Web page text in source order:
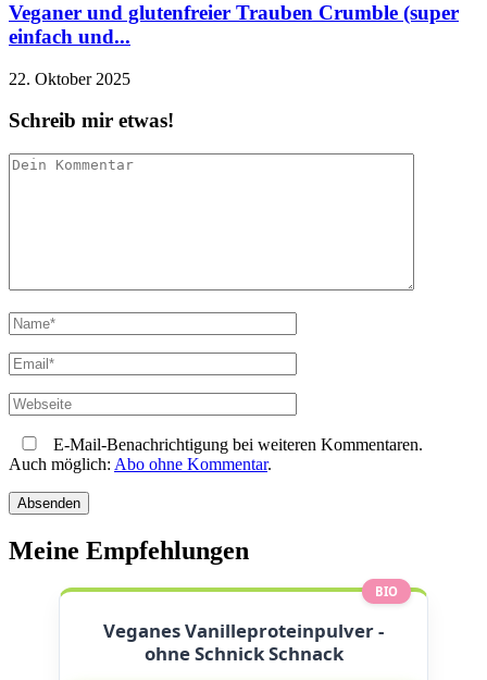
Veganer und glutenfreier Trauben Crumble (super
einfach und...
22. Oktober 2025
Schreib mir etwas!
E-Mail-Benachrichtigung bei weiteren Kommentaren.
Auch möglich: Abo ohne Kommentar.
Meine Empfehlungen
BIO
Veganes Vanilleproteinpulver -
ohne Schnick Schnack